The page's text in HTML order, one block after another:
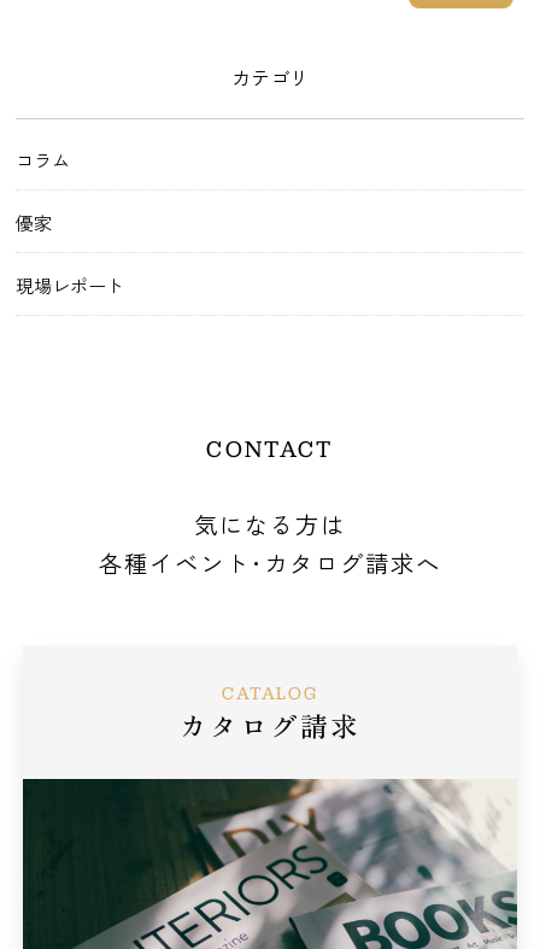
カテゴリ
コラム
優家
現場レポート
CONTACT
気になる方は
各種イベント･カタログ請求へ
CATALOG
カタログ請求